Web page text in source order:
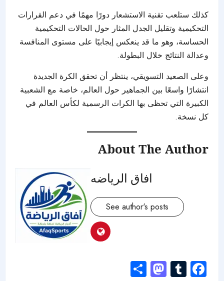
كذلك ستلعب تقنية الاستشعار دورًا مهمًا في دعم القرارات
التحكيمية وتقليل الجدل المثار حول الحالات التحكيمية
الحساسة، وهو ما قد ينعكس إيجابيًا على مستوى المنافسة
وعدالة النتائج خلال البطولة.
وعلى الصعيد التسويقي، ينتظر أن تحقق الكرة الجديدة
انتشارًا واسعًا بين الجماهير حول العالم، خاصة مع الشعبية
الكبيرة التي تحظى بها الكرات الرسمية لكأس العالم في
كل نسخة.
About The Author
افاق الرياضه
See author's posts
Facebook
Tumblr
Mastodon